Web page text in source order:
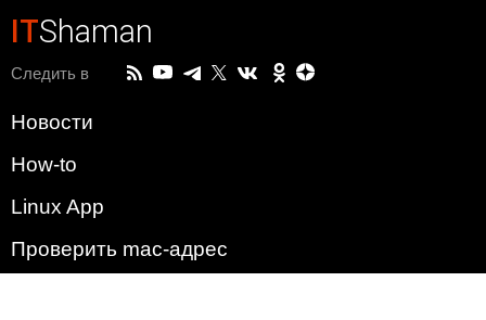
ITShaman
Следить в
Новости
How-to
Linux App
Проверить mac-адрес